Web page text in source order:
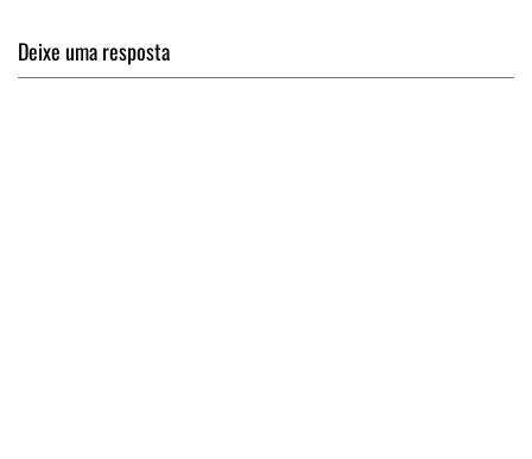
Deixe uma resposta